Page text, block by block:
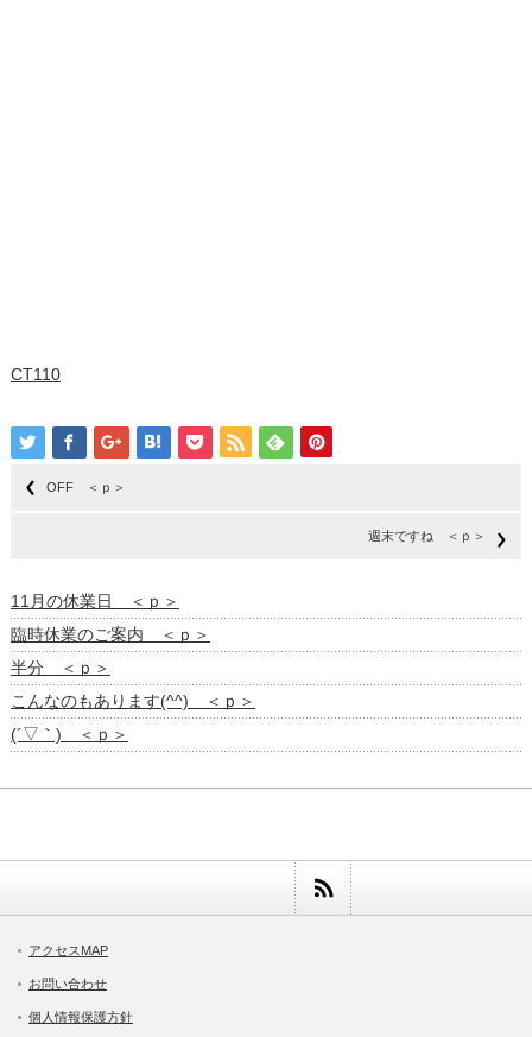
CT110
OFF ＜ｐ＞
週末ですね ＜ｐ＞
11月の休業日 ＜ｐ＞
臨時休業のご案内 ＜ｐ＞
半分 ＜ｐ＞
こんなのもあります(^^) ＜ｐ＞
(´▽｀) ＜ｐ＞
アクセスMAP
お問い合わせ
個人情報保護方針